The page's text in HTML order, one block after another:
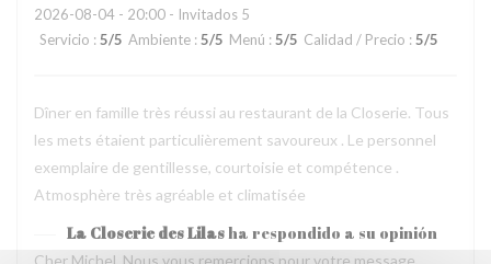
2026-08-04 - 20:00 - Invitados 5
Servicio : 5/5 Ambiente : 5/5 Menú : 5/5 Calidad / Precio : 5/5
Dîner en famille très réussi au restaurant de la Closerie. Tous
les mets étaient particulièrement savoureux . Le personnel
exemplaire de gentillesse, courtoisie et compétence .
Atmosphère très agréable et climatisée
La Closerie des Lilasha respondido a su opinión
Cher Michel, Nous vous remercions pour votre message.